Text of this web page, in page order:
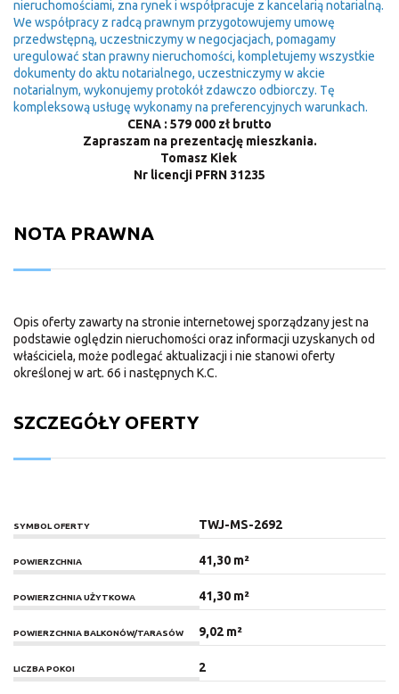
nieruchomościami, zna rynek i współpracuje z kancelarią notarialną.
We współpracy z radcą prawnym przygotowujemy umowę
przedwstępną, uczestniczymy w negocjacjach, pomagamy
uregulować stan prawny nieruchomości, kompletujemy wszystkie
dokumenty do aktu notarialnego, uczestniczymy w akcie
notarialnym, wykonujemy protokół zdawczo odbiorczy. Tę
kompleksową usługę wykonamy na preferencyjnych warunkach.
CENA : 579 000 zł brutto
Zapraszam na prezentację mieszkania.
Tomasz Kiek
Nr licencji PFRN 31235
NOTA PRAWNA
Opis oferty zawarty na stronie internetowej sporządzany jest na
podstawie oględzin nieruchomości oraz informacji uzyskanych od
właściciela, może podlegać aktualizacji i nie stanowi oferty
określonej w art. 66 i następnych K.C.
SZCZEGÓŁY OFERTY
SYMBOL OFERTY TWJ-MS-2692
POWIERZCHNIA 41,30 m²
POWIERZCHNIA UŻYTKOWA 41,30 m²
POWIERZCHNIA BALKONÓW/TARASÓW 9,02 m²
LICZBA POKOI 2